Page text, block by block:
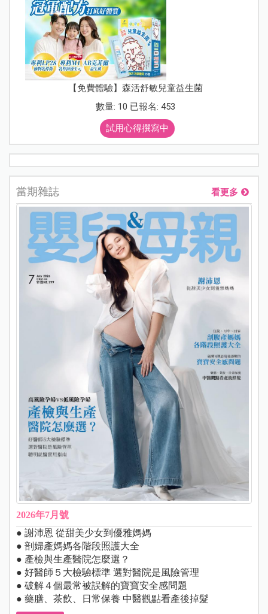
【免費體驗】森活舒敏兒童益生菌
數量: 10 已報名: 453
試用心得撰寫中
當期雜誌 看更多
2026年7月號
● 謝沛恩 從甜美少女到優雅媽媽
● 剖婦產媽媽各階段照護大全
● 產檢與生產醫院怎麼選？
● 好醫師５大檢驗標準 選對醫院是風險管理
● 破解４個最常被誤解的寶寶安全感問題
● 藥膳、茶飲、日常保養 中醫觀點看產後掉髮